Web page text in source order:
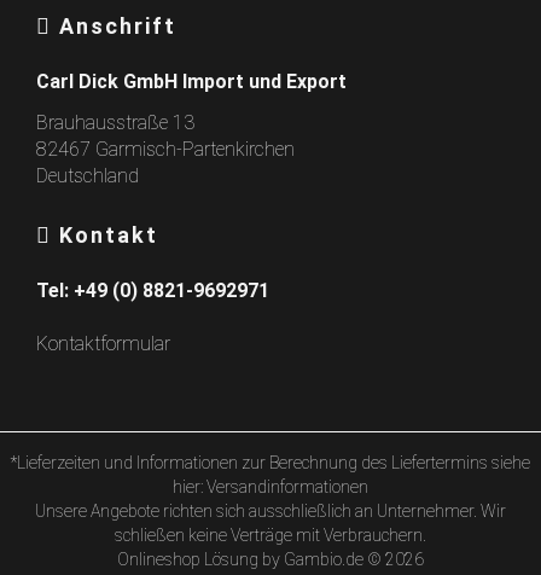
Anschrift
Carl Dick GmbH Import und Export
Brauhausstraße 13
82467 Garmisch-Partenkirchen
Deutschland
Kontakt
Tel: +49 (0) 8821-9692971
Kontaktformular
*Lieferzeiten und Informationen zur Berechnung des Liefertermins siehe
hier:Versandinformationen
Unsere Angebote richten sich ausschließlich an Unternehmer. Wir
schließen keine Verträge mit Verbrauchern.
Onlineshop Lösung by Gambio.de © 2026